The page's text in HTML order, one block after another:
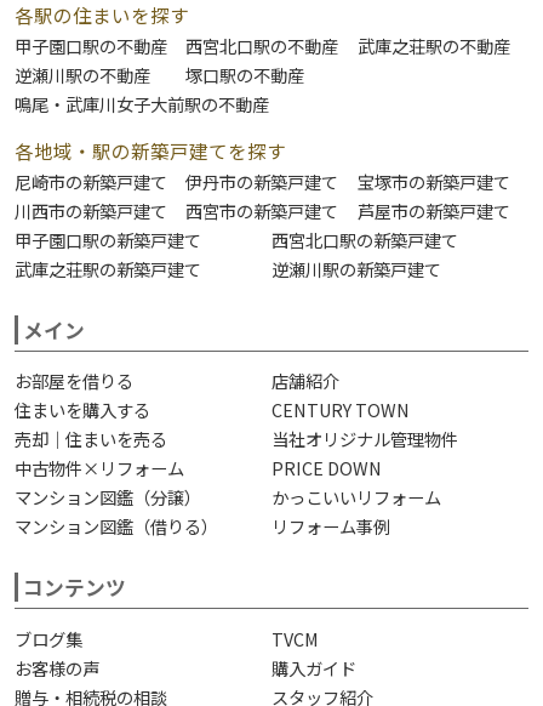
各駅の住まいを探す
甲子園口駅の不動産 西宮北口駅の不動産
武庫之荘駅の不動産
逆瀬川駅の不動産
塚口駅の不動産
鳴尾・武庫川女子大前駅の不動産
各地域・駅の新築戸建てを探す
尼崎市の新築戸建て 伊丹市の新築戸建て
宝塚市の新築戸建て
川西市の新築戸建て
西宮市の新築戸建て
芦屋市の新築戸建て
甲子園口駅の新築戸建て
西宮北口駅の新築戸建て
武庫之荘駅の新築戸建て
逆瀬川駅の新築戸建て
メイン
お部屋を借りる
店舗紹介
住まいを購入する
CENTURY TOWN
売却｜住まいを売る
当社オリジナル管理物件
中古物件×リフォーム
PRICE DOWN
マンション図鑑（分譲）
かっこいいリフォーム
マンション図鑑（借りる）
リフォーム事例
コンテンツ
ブログ集
TVCM
お客様の声
購入ガイド
贈与・相続税の相談
スタッフ紹介